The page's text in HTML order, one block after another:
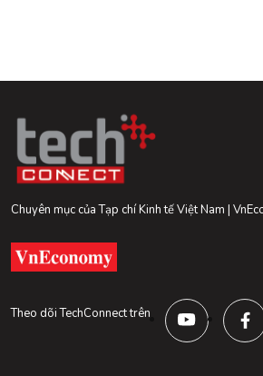
Chuyên mục của Tạp chí Kinh tế Việt Nam |
Theo dõi TechConnect trên